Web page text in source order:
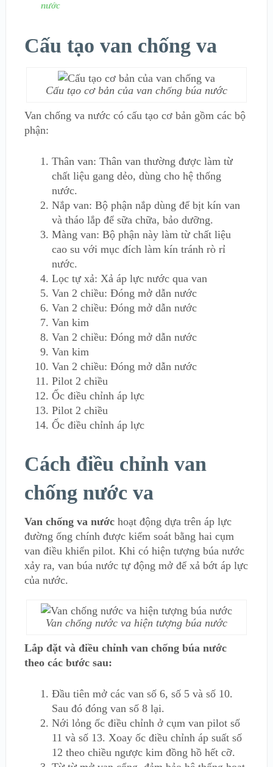
nước
Cấu tạo van chống va
Cấu tạo cơ bản của van chống búa nước
Van chống va nước có cấu tạo cơ bản gồm các bộ
phận:
Thân van: Thân van thường được làm từ
chất liệu gang dẻo, dùng cho hệ thống
nước.
Nắp van: Bộ phận nắp dùng để bịt kín van
và tháo lắp để sữa chữa, bảo dưỡng.
Màng van: Bộ phận này làm từ chất liệu
cao su với mục đích làm kín tránh rò rỉ
nước.
Lọc tự xả: Xả áp lực nước qua van
Van 2 chiều: Đóng mở dẫn nước
Van 2 chiều: Đóng mở dẫn nước
Van kim
Van 2 chiều: Đóng mở dẫn nước
Van kim
Van 2 chiều: Đóng mở dẫn nước
Pilot 2 chiều
Ốc điều chỉnh áp lực
Pilot 2 chiều
Ốc điều chỉnh áp lực
Cách điều chỉnh van
chống nước va
Van chống va nướchoạt động dựa trên áp lực
đường ống chính được kiểm soát bằng hai cụm
van điều khiển pilot. Khi có hiện tượng búa nước
xảy ra, van búa nước tự động mở để xả bớt áp lực
của nước.
Van chống nước va hiện tượng búa nước
Lắp đặt và điều chỉnh van chống búa nước
theo các bước sau:
Đầu tiên mở các van số 6, số 5 và số 10.
Sau đó đóng van số 8 lại.
Nới lỏng ốc điều chỉnh ở cụm van pilot số
11 và số 13. Xoay ốc điều chỉnh áp suất số
12 theo chiều ngược kim đồng hồ hết cỡ.